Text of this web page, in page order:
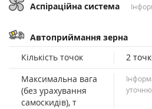
Аспіраційна система
Автоприймання зерна
Кількість точок
2
Максимальна вага
(без урахування
самоскидів), т